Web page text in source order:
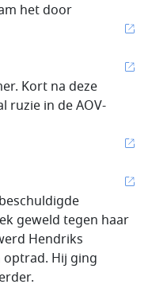
het door
Kort na deze
ruzie in de AOV-
geweld tegen haar
Hendriks
Hij ging